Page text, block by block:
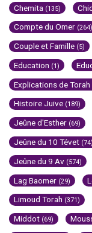
Chemita (135)
Compte du Omer (264)
Couple et Famille (5)
Education (1)
Explications de Torah
Histoire Juive (189)
Jeûne d'Esther (69)
Jeûne du 10 Tévet (74)
Jeûne du 9 Av (574)
Lag Baomer (29)
Limoud Torah (371)
Middot (69)